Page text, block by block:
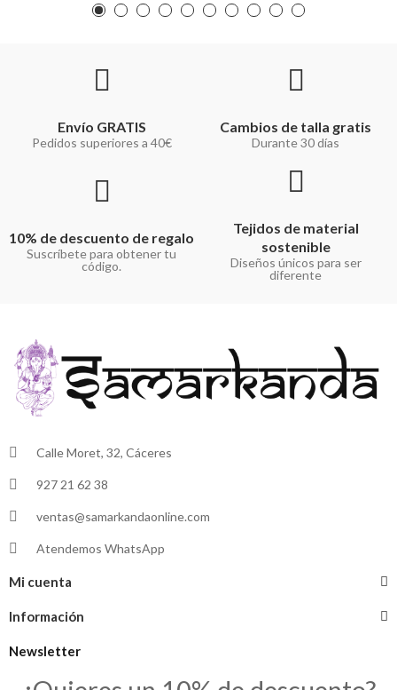
Envío GRATIS
Pedidos superiores a 40€
Cambios de talla gratis
Durante 30 días
10% de descuento de regalo
Suscríbete para obtener tu
código.
Tejidos de material
sostenible
Diseños únicos para ser
diferente
Calle Moret, 32, Cáceres
927 21 62 38
ventas@samarkandaonline.com
Atendemos WhatsApp
Mi cuenta
Información
Newsletter